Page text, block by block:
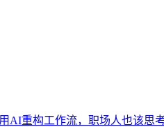
重构工作流，职场人也该思